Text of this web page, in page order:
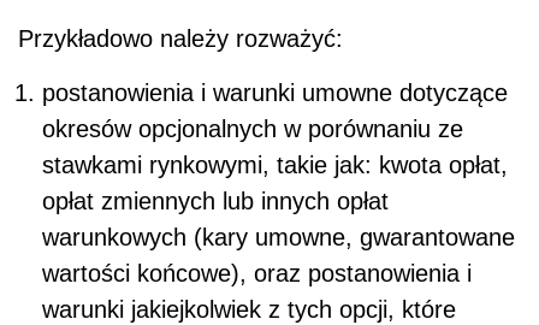
Przykładowo należy rozważyć:
postanowienia i warunki umowne dotyczące
okresów opcjonalnych w porównaniu ze
stawkami rynkowymi, takie jak: kwota opłat,
opłat zmiennych lub innych opłat
warunkowych (kary umowne, gwarantowane
wartości końcowe), oraz postanowienia i
warunki jakiejkolwiek z tych opcji, które